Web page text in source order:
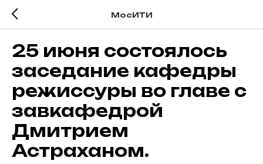
МосИТИ
25 июня состоялось
заседание кафедры
режиссуры во главе с
завкафедрой
Дмитрием
Астраханом.